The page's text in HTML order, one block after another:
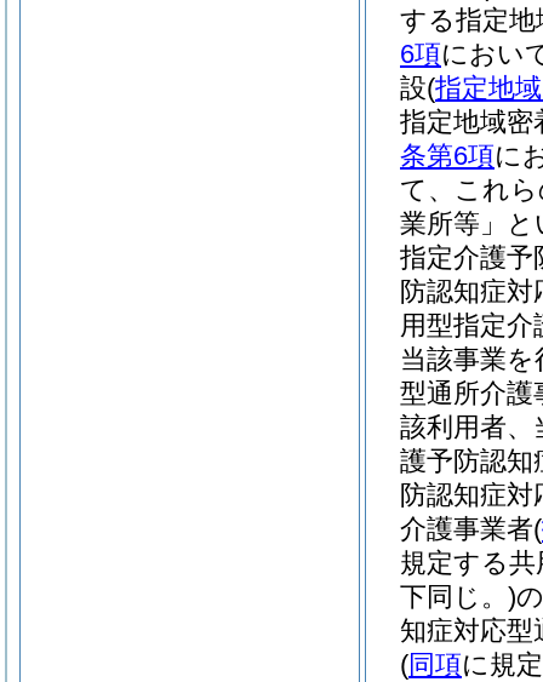
する指定
6項におい
設(指定地
指定地域密
条第6項に
て、これ
業所等」と
指定介護予
防認知症
用型指定
当該事業
型通所介護
該利用者、
護予防認知
防認知症
介護事業者(
規定する
下同じ。)
知症対応型
(同項に規